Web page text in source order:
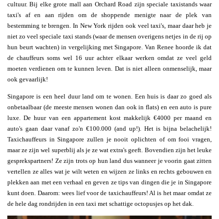
cultuur. Bij elke grote mall aan Orchard Road zijn speciale taxistands waar
taxi's af en aan rijden om de shoppende menigte naar de plek van
bestemming te brengen. In New York rijden ook veel taxi's, maar daar heb je
niet zo veel speciale taxi stands (waar de mensen overigens netjes in de rij op
hun beurt wachten) in vergelijking met Singapore. Van Renee hoorde ik dat
de chauffeurs soms wel 16 uur achter elkaar werken omdat ze veel geld
moeten verdienen om te kunnen leven. Dat is niet alleen onmenselijk, maar
ook gevaarlijk!
Singapore is een heel duur land om te wonen. Een huis is daar zo goed als
onbetaalbaar (de meeste mensen wonen dan ook in flats) en een auto is pure
luxe. De huur van een appartement kost makkelijk €4000 per maand en
auto's gaan daar vanaf zo'n €100.000 (and up!). Het is bijna belachelijk!
Taxichauffeurs in Singapore zullen je nooit oplichten of om fooi vragen,
maar ze zijn wel superblij als je ze wat extra's geeft. Bovendien zijn het leuke
gesprekspartners! Ze zijn trots op hun land dus wanneer je voorin gaat zitten
vertellen ze alles wat je wilt weten en wijzen ze links en rechts gebouwen en
plekken aan met een verhaal en geven ze tips van dingen die je in Singapore
kunt doen. Daarom: wees lief voor de taxichauffeurs! Al is het maar omdat ze
de hele dag rondrijden in een taxi met schattige octopusjes op het dak.